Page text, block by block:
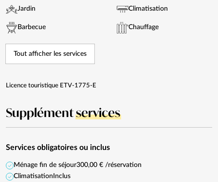
Jardin
Barbecue
Climatisation
Chauffage
Tout afficher les services
Licence touristique ETV-1775-E
Supplémentservices
Services obligatoires ou inclus
Ménage fin de séjour300,00 € /réservation
Climatisation Inclus